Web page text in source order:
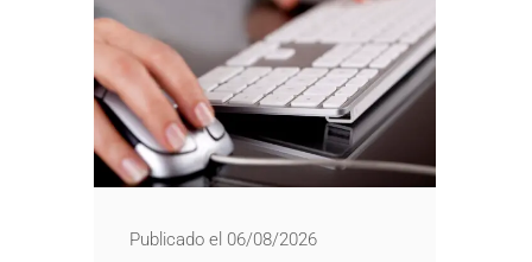
Publicado el 06/08/2026